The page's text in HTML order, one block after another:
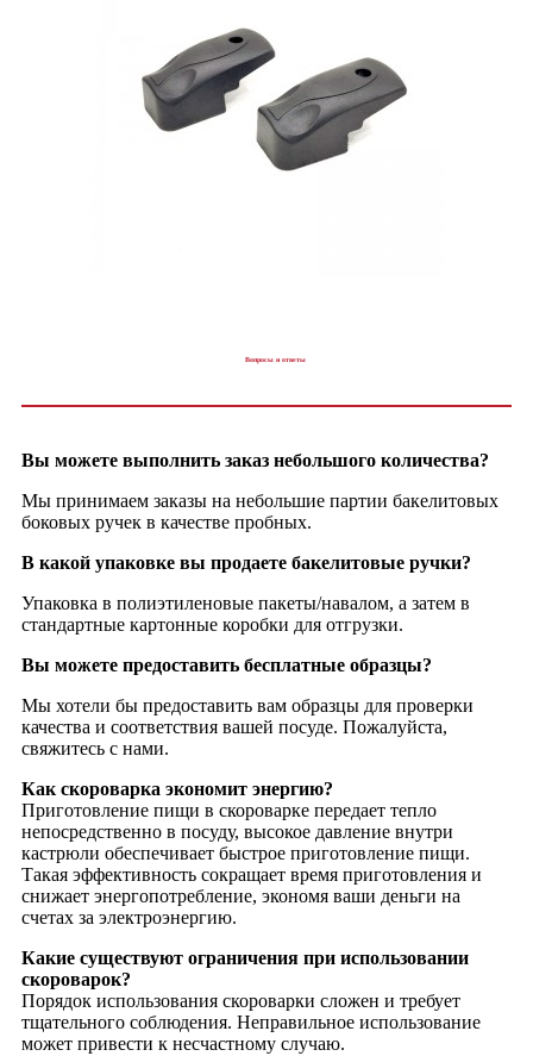
Вопросы и ответы
Вы можете выполнить заказ небольшого количества?
Мы принимаем заказы на небольшие партии бакелитовых
боковых ручек в качестве пробных.
В какой упаковке вы продаете бакелитовые ручки?
Упаковка в полиэтиленовые пакеты/навалом, а затем в
стандартные картонные коробки для отгрузки.
Вы можете предоставить бесплатные образцы?
Мы хотели бы предоставить вам образцы для проверки
качества и соответствия вашей посуде. Пожалуйста,
свяжитесь с нами.
Как скороварка экономит энергию?
Приготовление пищи в скороварке передает тепло
непосредственно в посуду, высокое давление внутри
кастрюли обеспечивает быстрое приготовление пищи.
Такая эффективность сокращает время приготовления и
снижает энергопотребление, экономя ваши деньги на
счетах за электроэнергию.
Какие существуют ограничения при использовании
скороварок?
Порядок использования скороварки сложен и требует
тщательного соблюдения. Неправильное использование
может привести к несчастному случаю.